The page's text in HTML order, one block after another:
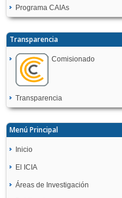
Programa CAIAs
Transparencia
Comisionado
Transparencia
Menú Principal
Inicio
El ICIA
Áreas de Investigación